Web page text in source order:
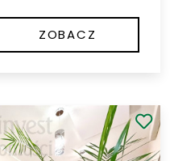
ZOBACZ